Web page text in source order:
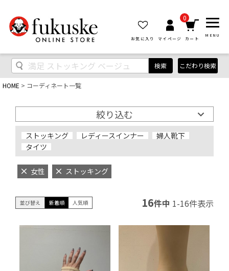
お気に入り マイページ
0
カート
MENU
検索 こだわり検索
HOME コーディネート一覧
絞り込む
ストッキング レディースインナー
婦人靴下
タイツ
女性 ストッキング
並び替え 新着順 人気順 16件中 1-16件表示